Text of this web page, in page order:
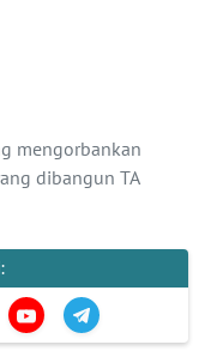
mengorbankan
dibangun TA